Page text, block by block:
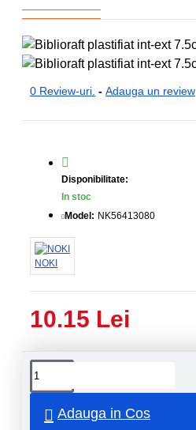
0 Review-uri. - Adauga un review
10.15 Lei
Disponibilitate:
In stoc
Model: NK56413080
NOKI
Adauga in Cos
curier